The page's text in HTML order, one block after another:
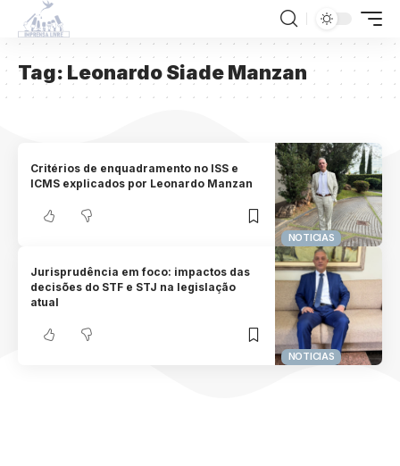
Tag: Leonardo Siade Manzan
NOTICIAS
Critérios de enquadramento no ISS e
ICMS explicados por Leonardo Manzan
NOTICIAS
Jurisprudência em foco: impactos das
decisões do STF e STJ na legislação
atual